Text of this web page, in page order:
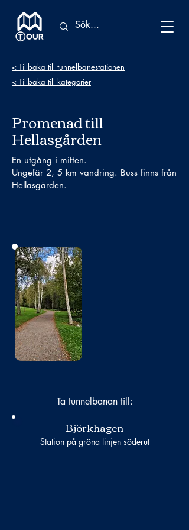
< Tillbaka till tunnelbanestationen
< Tillbaka till kategorier
Promenad till
Hellasgården
En utgång i mitten.
Ungefär 2, 5 km vandring. Buss finns från
Hellasgården.
Bild
saknas
Ta tunnelbanan till:
Björkhagen
Station på gröna linjen söderut